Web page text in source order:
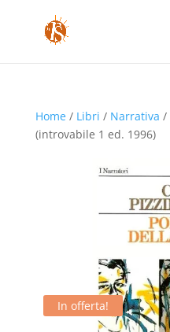
Home/ Libri / Narrativa /
(introvabile 1 ed. 1996)
In offerta!